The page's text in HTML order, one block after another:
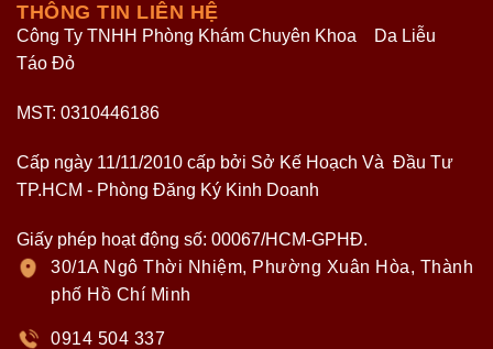
THÔNG TIN LIÊN HỆ
Công Ty TNHH Phòng Khám Chuyên Khoa Da Liễu
Táo Đỏ
MST: 0310446186
Cấp ngày 11/11/2010 cấp bởi Sở Kế Hoạch Và Đầu Tư
TP.HCM - Phòng Đăng Ký Kinh Doanh
Giấy phép hoạt động số: 00067/HCM-GPHĐ.
30/1A Ngô Thời Nhiệm, Phường Xuân Hòa, Thành
phố Hồ Chí Minh
0914 504 337